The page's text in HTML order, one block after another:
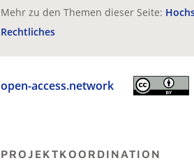
Mehr zu den Themen dieser Seite:
Rechtliches
open-access.network
PROJEKTKOORDINATION